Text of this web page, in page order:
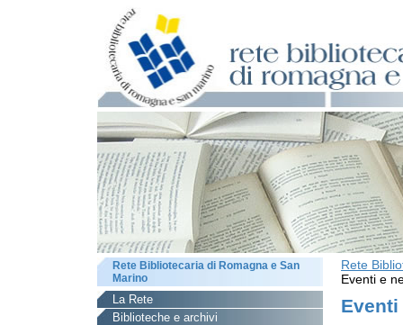
Rete
Eventi e
Eventi
Rete Bibliotecaria di Romagna e San
Marino
La Rete
Biblioteche e archivi